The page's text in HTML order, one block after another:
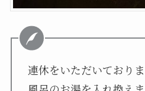
連休をいただいており